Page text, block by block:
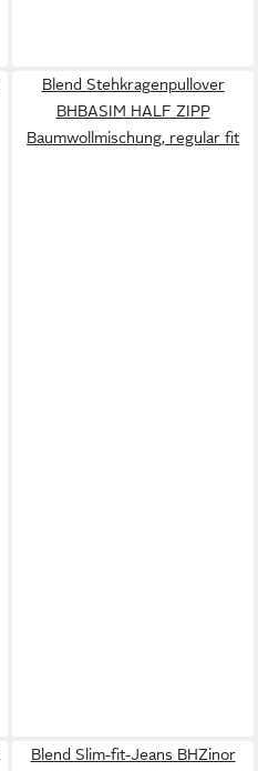
Blend Stehkragenpullover
BHBASIM HALF ZIPP
Baumwollmischung, regular fit
Blend Slim-fit-Jeans BHZinor